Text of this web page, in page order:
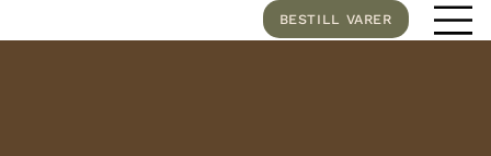
BESTILL VARER